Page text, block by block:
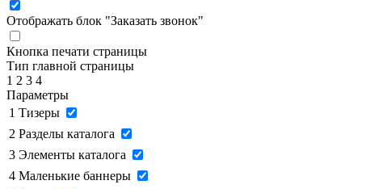
Отображать блок "Заказать звонок"
Кнопка печати страницы
Тип главной страницы
1 2 3 4
Параметры
1 Тизеры
2 Разделы каталога
3 Элементы каталога
4 Маленькие баннеры